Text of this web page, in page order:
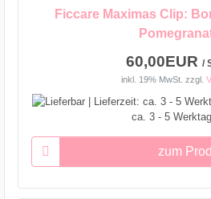
Ficcare Maximas Clip:
60,00EUR /
inkl. 19% MwSt. zzgl.
ca. 3 - 5
zum